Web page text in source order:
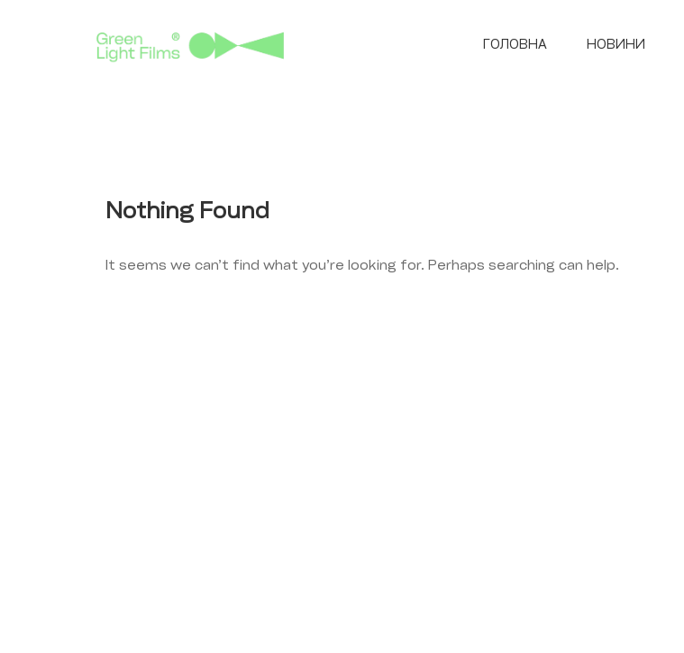
ГОЛОВНА НОВИНИ
Nothing Found
It seems we can’t find what you’re looking for. Perhaps searching can help.